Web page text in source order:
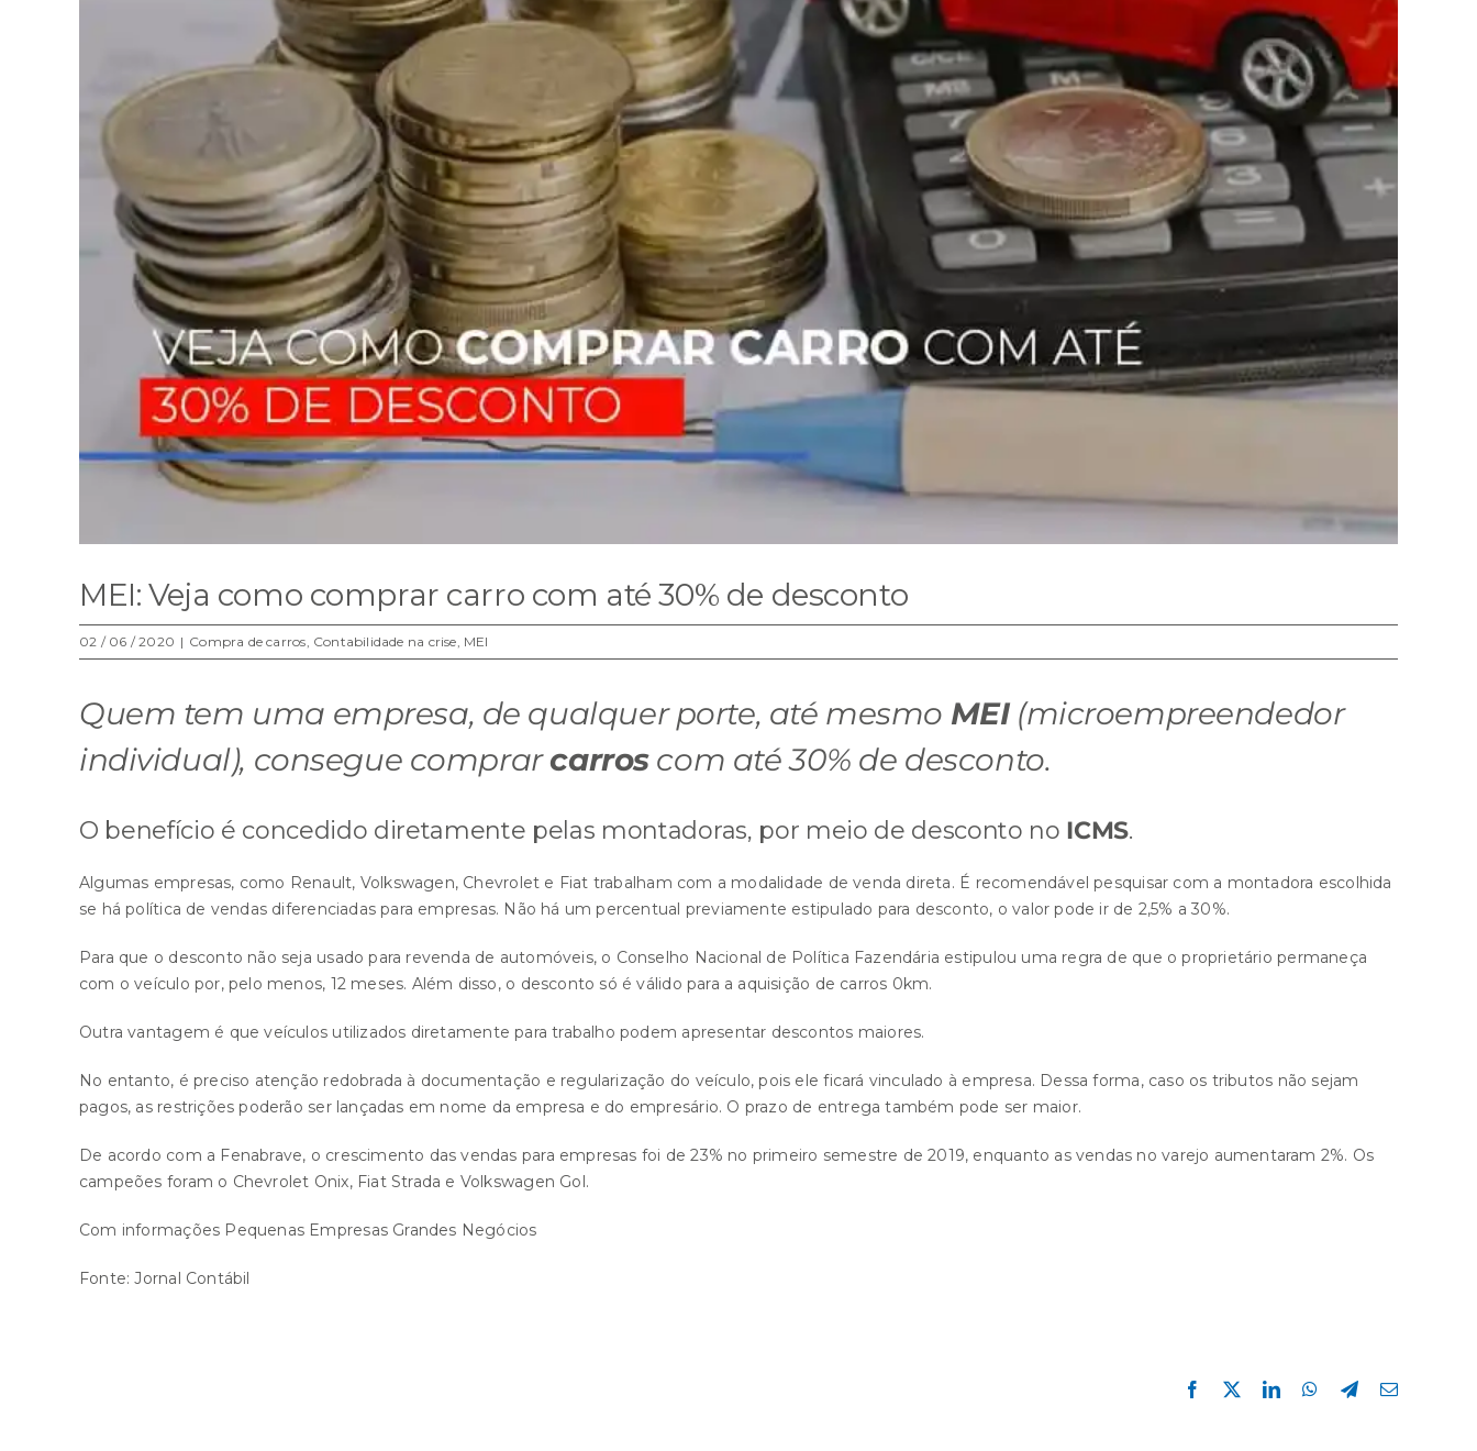
MEI: Veja como comprar carro com até 30% de desconto
02 / 06 / 2020 | Compra de carros, Contabilidade na crise, MEI
Quem tem uma empresa, de qualquer porte, até mesmo MEI(microempreendedor
individual), consegue comprarcarroscom até 30% de desconto.
O benefício é concedido diretamente pelas montadoras, por meio de desconto no ICMS.
Algumas empresas, como Renault, Volkswagen, Chevrolet e Fiat trabalham com a modalidade de venda direta. É recomendável pesquisar com a montadora escolhida
se há política de vendas diferenciadas para empresas. Não há um percentual previamente estipulado para desconto, o valor pode ir de 2,5% a 30%.
Para que o desconto não seja usado para revenda de automóveis, o Conselho Nacional de Política Fazendária estipulou uma regra de que o proprietário permaneça
com o veículo por, pelo menos, 12 meses. Além disso, o desconto só é válido para a aquisição de carros 0km.
Outra vantagem é que veículos utilizados diretamente para trabalho podem apresentar descontos maiores.
No entanto, é preciso atenção redobrada à documentação e regularização do veículo, pois ele ficará vinculado à empresa. Dessa forma, caso os tributos não sejam
pagos, as restrições poderão ser lançadas em nome da empresa e do empresário. O prazo de entrega também pode ser maior.
De acordo com a Fenabrave, o crescimento das vendas para empresas foi de 23% no primeiro semestre de 2019, enquanto as vendas no varejo aumentaram 2%. Os
campeões foram o Chevrolet Onix, Fiat Strada e Volkswagen Gol.
Com informações Pequenas Empresas Grandes Negócios
Fonte:Jornal Contábil
Facebook LinkedInWhatsApp
Telegram
E-